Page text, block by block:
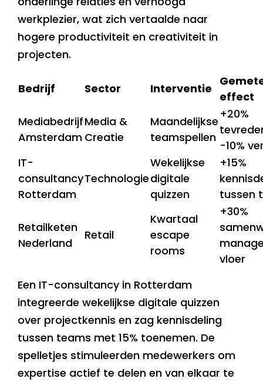
werkplezier, wat zich vertaalde naar
hogere productiviteit en creativiteit in
projecten.
Bedrijf Sector Interventie
effect
Mediabedrijf
Amsterdam
Media &
Creatie
Maandelijkse
teamspellen
+20%
-10%
IT-
consultancy
Rotterdam
Technologie
Wekelijkse
digitale
quizzen
+15%
tussen
Retailketen
Nederland
Retail
Kwartaal
escape
rooms
+30%
vloer
Een IT-consultancy in Rotterdam
integreerde wekelijkse digitale quizzen
over projectkennis en zag kennisdeling
tussen teams met 15% toenemen. De
spelletjes stimuleerden medewerkers om
expertise actief te delen en van elkaar te